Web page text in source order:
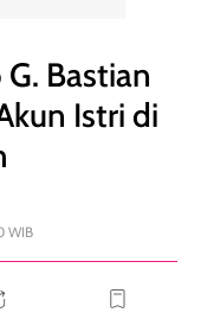
Bastian
Istri di
WIB